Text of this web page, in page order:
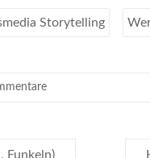
Storytelling
Funkeln)